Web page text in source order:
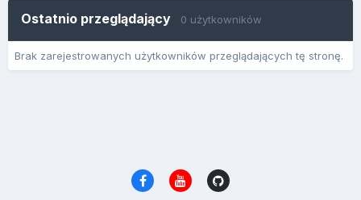
Ostatnio przeglądający 0 użytkowników
Brak zarejestrowanych użytkowników przeglądających tę stronę.